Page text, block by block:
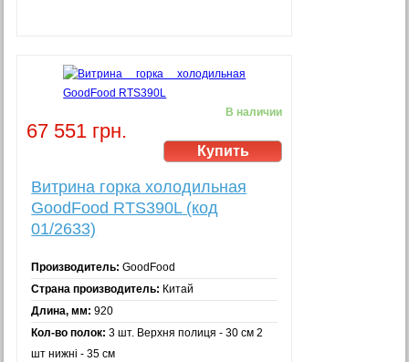
67 551 грн.
В наличии
Витрина горка холодильная
GoodFood RTS390L (код
01/2633)
Производитель: GoodFood
Страна производитель: Китай
Длина, мм: 920
Кол-во полок: 3 шт. Верхня полиця - 30 см 2
шт нижні - 35 см